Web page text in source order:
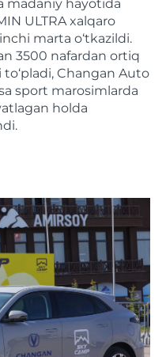
madaniy hayotida
ULTRA xalqaro
marta o‘tkazildi.
3500 nafardan ortiq
Changan Auto
sport marosimlarda
holda